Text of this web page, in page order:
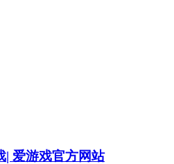
| 爱游戏官方网站